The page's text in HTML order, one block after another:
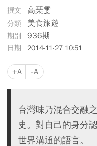
高琹雯
美食旅遊
936期
2014-11-27 10:51
+A -A
台灣味乃混合交融
史。對自己的身分
世界溝通的語言。